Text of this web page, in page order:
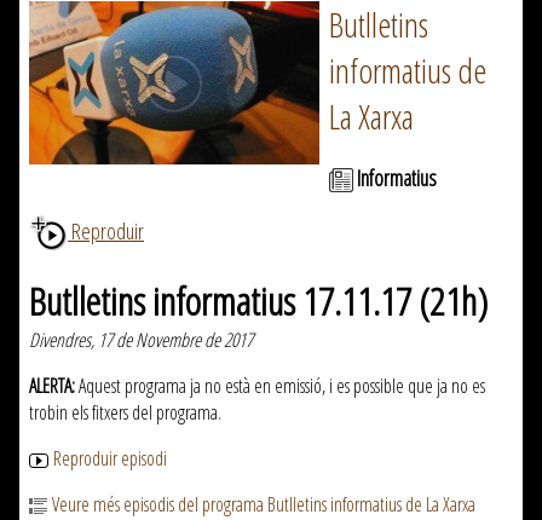
Butlletins
informatius de
La Xarxa
Informatius
Reproduir
Butlletins informatius 17.11.17 (21h)
Divendres, 17 de Novembre de 2017
ALERTA:Aquest programa ja no està en emissió, i es possible que ja no es
trobin els fitxers del programa.
Reproduir episodi
Veure més episodis del programa Butlletins informatius de La Xarxa